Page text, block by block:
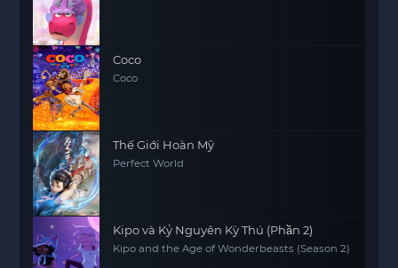
Coco
Coco
Thế Giới Hoàn Mỹ
Perfect World
Kipo và Kỷ Nguyên Kỳ Thú (Phần 2)
Kipo and the Age of Wonderbeasts (Season 2)